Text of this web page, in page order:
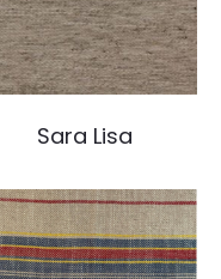
Sara Lisa